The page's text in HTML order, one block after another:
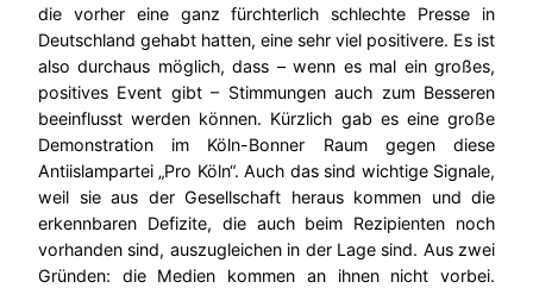
die vorher eine ganz fürchterlich schlechte Presse in
Deutschland gehabt hatten, eine sehr viel positivere. Es ist
also durchaus möglich, dass – wenn es mal ein großes,
positives Event gibt – Stimmungen auch zum Besseren
beeinflusst werden können. Kürzlich gab es eine große
Demonstration im Köln-Bonner Raum gegen diese
Antiislampartei „Pro Köln“. Auch das sind wichtige Signale,
weil sie aus der Gesellschaft heraus kommen und die
erkennbaren Defizite, die auch beim Rezipienten noch
vorhanden sind, auszugleichen in der Lage sind. Aus zwei
Gründen: die Medien kommen an ihnen nicht vorbei.